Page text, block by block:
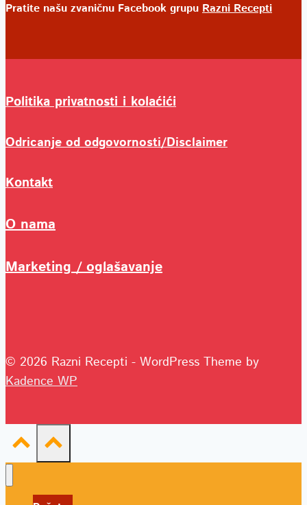
Pratite našu zvaničnu Facebook grupu Razni Recepti
Politika privatnosti i kolaćići
Odricanje od odgovornosti/Disclaimer
Kontakt
O nama
Marketing / oglašavanje
© 2026 Razni Recepti - WordPress Theme by
Kadence WP